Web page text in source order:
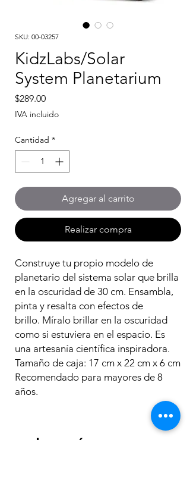
SKU: 00-03257
KidzLabs/Solar
System Planetarium
$289.00Precio
IVA incluido
Cantidad *
Agregar al carrito
Realizar compra
Construye tu propio modelo de
planetario del sistema solar que brilla
en la oscuridad de 30 cm. Ensambla,
pinta y resalta con efectos de
brillo. Míralo brillar en la oscuridad
como si estuviera en el espacio. Es
una artesanía científica inspiradora.
Tamaño de caja: 17 cm x 22 cm x 6 cm
Recomendado para mayores de 8
años.
Los más